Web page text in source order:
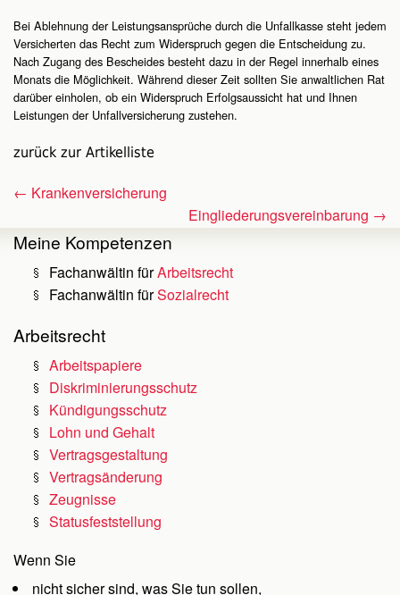
Bei Ablehnung der Leistungsansprüche durch die Unfallkasse steht jedem
Versicherten das Recht zum Widerspruch gegen die Entscheidung zu.
Nach Zugang des Bescheides besteht dazu in der Regel innerhalb eines
Monats die Möglichkeit. Während dieser Zeit sollten Sie anwaltlichen Rat
darüber einholen, ob ein Widerspruch Erfolgsaussicht hat und Ihnen
Leistungen der Unfallversicherung zustehen.
zurück zur Artikelliste
← Krankenversicherung
Eingliederungsvereinbarung →
Meine Kompetenzen
Fachanwältin fürArbeitsrecht
Fachanwältin fürSozialrecht
Arbeitsrecht
Arbeitspapiere
Diskriminierungsschutz
Kündigungsschutz
Lohn und Gehalt
Vertragsgestaltung
Vertragsänderung
Zeugnisse
Statusfeststellung
Wenn Sie
nicht sicher sind, was Sie tun sollen,